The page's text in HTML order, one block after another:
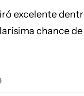
excelente
chance